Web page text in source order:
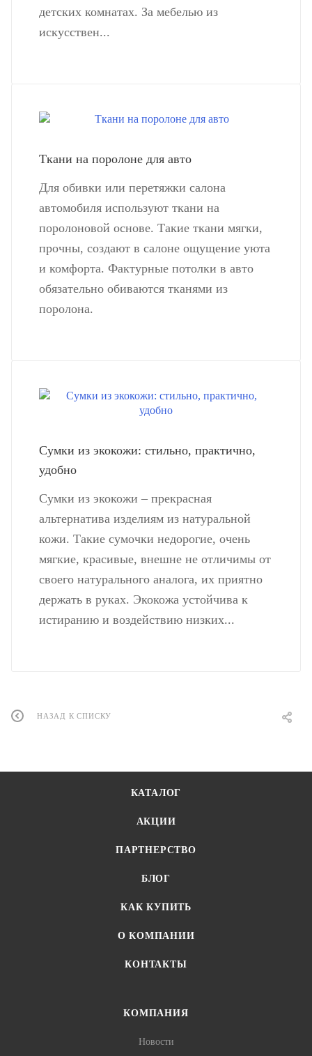
детских комнатах. За мебелью из
искусствен...
Ткани на поролоне для авто
Для обивки или перетяжки салона
автомобиля используют ткани на
поролоновой основе. Такие ткани мягки,
прочны, создают в салоне ощущение уюта
и комфорта. Фактурные потолки в авто
обязательно обиваются тканями из
поролона.
Сумки из экокожи: стильно, практично,
удобно
Сумки из экокожи – прекрасная
альтернатива изделиям из натуральной
кожи. Такие сумочки недорогие, очень
мягкие, красивые, внешне не отличимы от
своего натурального аналога, их приятно
держать в руках. Экокожа устойчива к
истиранию и воздействию низких...
НАЗАД К СПИСКУ
КАТАЛОГ
АКЦИИ
ПАРТНЕРСТВО
БЛОГ
КАК КУПИТЬ
О КОМПАНИИ
КОНТАКТЫ
КОМПАНИЯ
Новости